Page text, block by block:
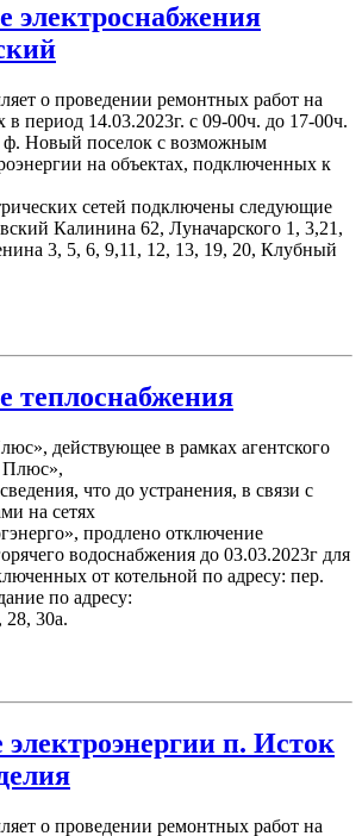
электроснабжения
о проведении ремонтных работ на
в период 14.03.2023г. с 09-00ч. до 17-00ч.
Новый поселок с возможным
на объектах, подключенных к
сетей подключены следующие
Калинина 62, Луначарского 1, 3,21,
3, 5, 6, 9,11, 12, 13, 19, 20, Клубный
теплоснабжения
действующее в рамках агентского
Плюс»,
что до устранения, в связи с
на сетях
продлено отключение
водоснабжения до 03.03.2023г для
от котельной по адресу: пер.
по адресу:
28, 30а.
п. Исток
о проведении ремонтных работ на